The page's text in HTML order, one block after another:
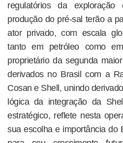
regulatórios da exploração
produção do pré-sal terão a
ator privado, com escala
tanto em petróleo como
proprietário da segunda
derivados no Brasil com a
Cosan e Shell, unindo
lógica da integração da
estratégico, reflete nesta
sua escolha e importância do